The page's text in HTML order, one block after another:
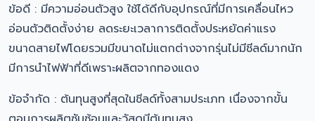
ข้อดี : มีความอ่อนตัวสูง ใช้ได้ดีกับอุปกรณ์ที่มีการเคลื่อนไหว
อ่อนตัวติดตั้งง่าย ลดระยะเวลาการติดตั้งประหยัดค่าแรง
ขนาดสายไฟโดยรวมมีขนาดไม่แตกต่างจากรุ่นไม่มีชีลด์มากนัก
มีการนำไฟฟ้าที่ดีเพราะผลิตจากทองแดง
ข้อจำกัด : ต้นทุนสูงที่สุดในชีลด์ทั้งสามประเภท เนื่องจากขั้น